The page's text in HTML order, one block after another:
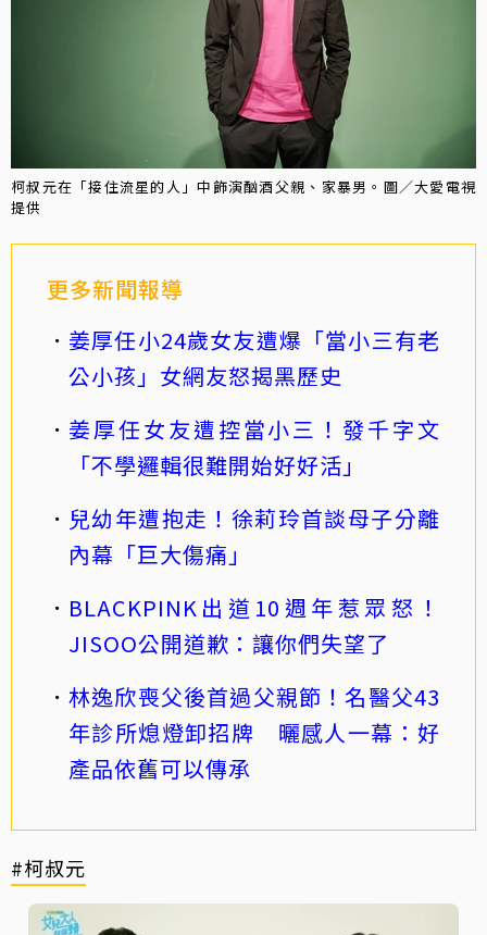
柯叔元在「接住流星的人」中飾演酗酒父親、家暴男。圖／大愛電視
提供
更多新聞報導
姜厚任小24歲女友遭爆「當小三有老
公小孩」女網友怒揭黑歷史
姜厚任女友遭控當小三！發千字文
「不學邏輯很難開始好好活」
兒幼年遭抱走！徐莉玲首談母子分離
內幕「巨大傷痛」
BLACKPINK出道10週年惹眾怒！
JISOO公開道歉：讓你們失望了
林逸欣喪父後首過父親節！名醫父43
年診所熄燈卸招牌 曬感人一幕：好
產品依舊可以傳承
#柯叔元